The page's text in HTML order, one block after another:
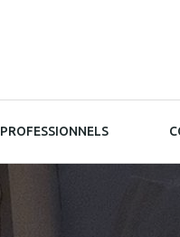
PROFESSIONNELS